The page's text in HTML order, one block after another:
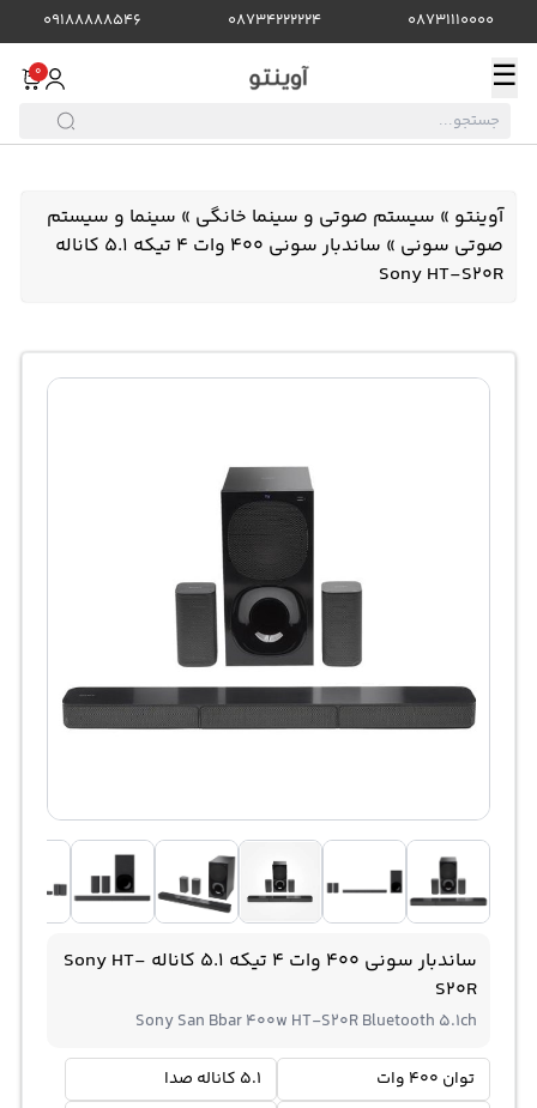
08731110000
08734222224
09188888546
☰
0
آوینتو » سیستم صوتی و سینما خانگی » سینما و سیستم
صوتی سونی »
ساندبار سونی 400 وات 4 تیکه 5.1 کاناله
Sony HT-S20R
ساندبار سونی 400 وات 4 تیکه 5.1 کاناله Sony HT-
S20R
Sony San Bbar 400w HT-S20R Bluetooth 5.1ch
توان 400 وات
5.1 کاناله صدا